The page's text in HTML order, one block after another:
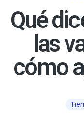
Qué
las
cómo